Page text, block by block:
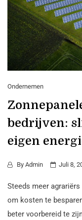
Ondernemen
bedrijven:
eigen
By Admin Juli 8,
Steeds meer
om kosten te
beter voorbereid te